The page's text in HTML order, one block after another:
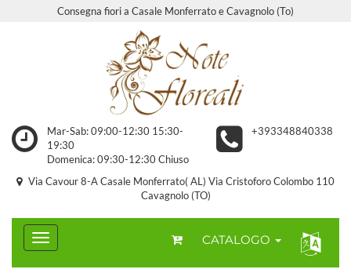
Consegna fiori a Casale Monferrato e Cavagnolo (To)
Mar-Sab: 09:00-12:30 15:30-
19:30
Domenica: 09:30-12:30 Chiuso
+393348840338
Via Cavour 8-A Casale Monferrato( AL) Via Cristoforo Colombo 110
Cavagnolo (TO)
CATALOGO